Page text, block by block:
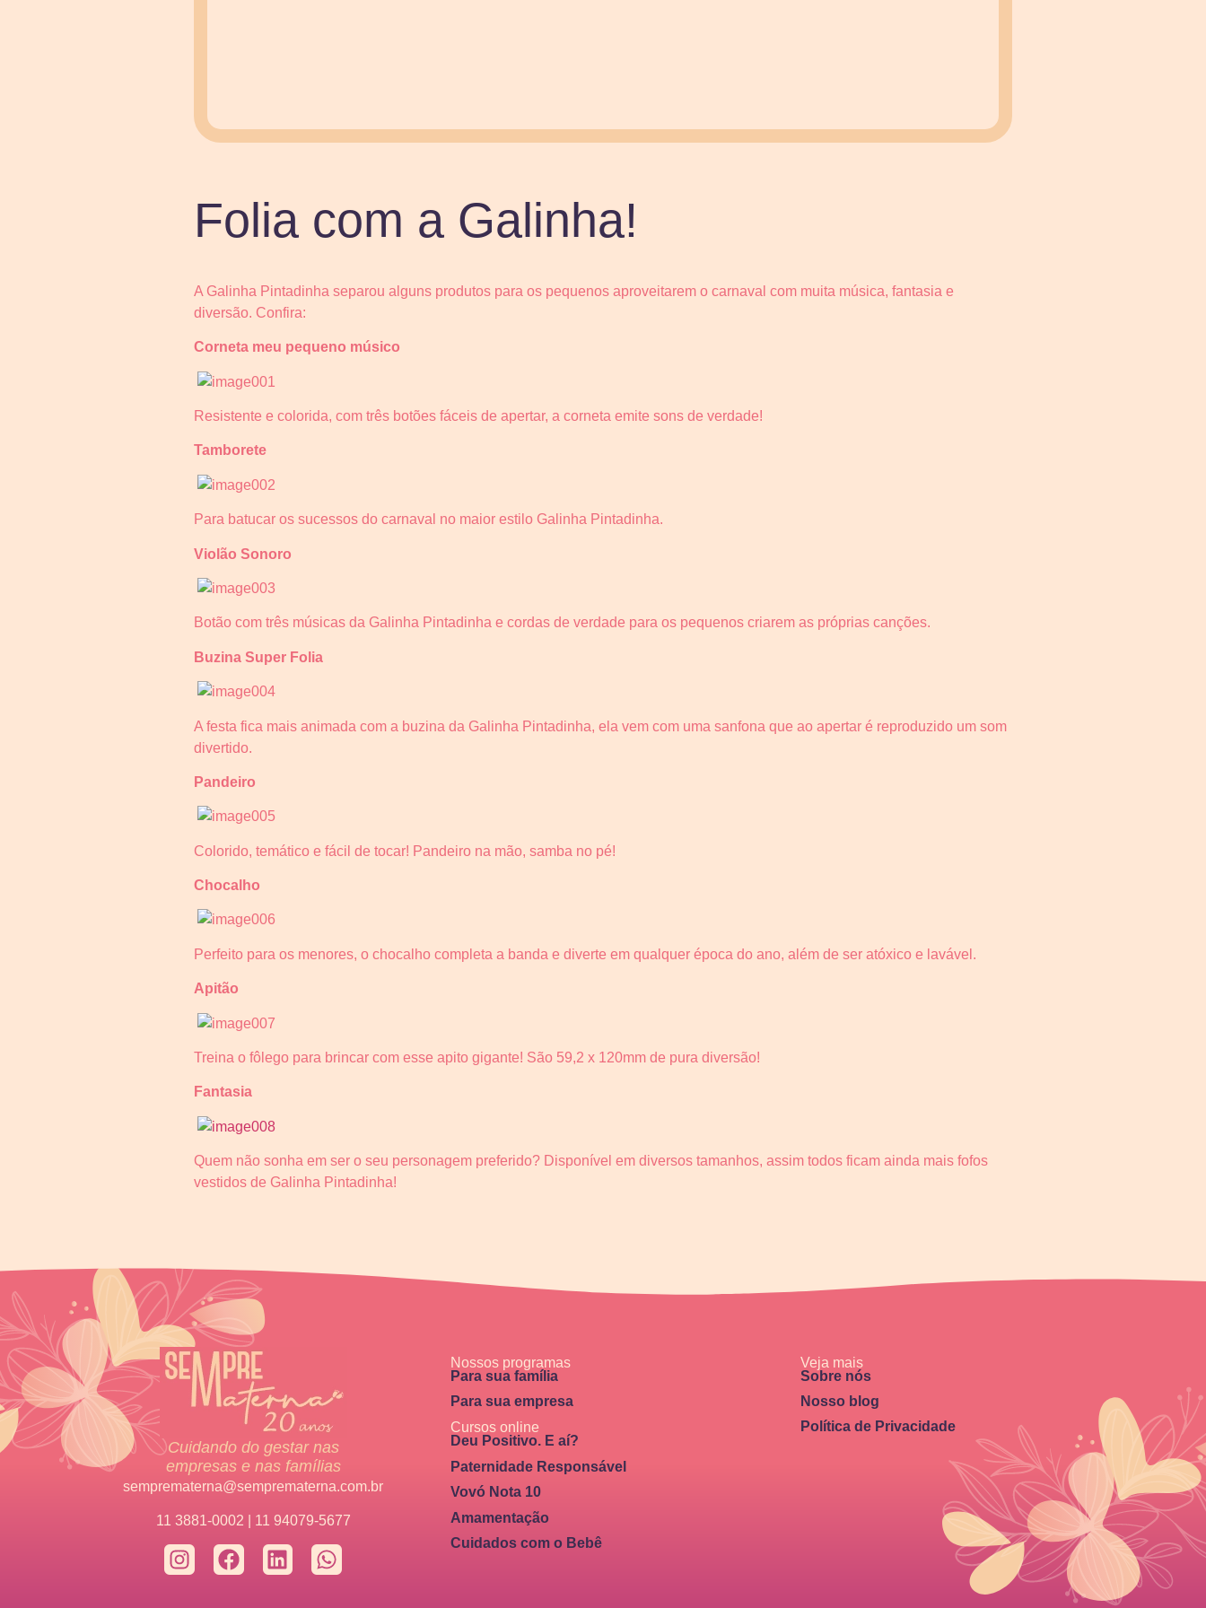
Folia com a Galinha!
A Galinha Pintadinha separou alguns produtos para os pequenos aproveitarem o carnaval com muita música, fantasia e
diversão. Confira:
Corneta meu pequeno músico
Resistente e colorida, com três botões fáceis de apertar, a corneta emite sons de verdade!
Tamborete
Para batucar os sucessos do carnaval no maior estilo Galinha Pintadinha.
Violão Sonoro
Botão com três músicas da Galinha Pintadinha e cordas de verdade para os pequenos criarem as próprias canções.
Buzina Super Folia
A festa fica mais animada com a buzina da Galinha Pintadinha, ela vem com uma sanfona que ao apertar é reproduzido um som
divertido.
Pandeiro
Colorido, temático e fácil de tocar! Pandeiro na mão, samba no pé!
Chocalho
Perfeito para os menores, o chocalho completa a banda e diverte em qualquer época do ano, além de ser atóxico e lavável.
Apitão
Treina o fôlego para brincar com esse apito gigante! São 59,2 x 120mm de pura diversão!
Fantasia
Quem não sonha em ser o seu personagem preferido? Disponível em diversos tamanhos, assim todos ficam ainda mais fofos
vestidos de Galinha Pintadinha!
Cuidando do gestar nas
empresas e nas famílias
semprematerna@semprematerna.com.br
11 3881-0002 | 11 94079-5677
Nossos programas
Para sua família
Para sua empresa
Cursos online
Deu Positivo. E aí?
Paternidade Responsável
Vovó Nota 10
Amamentação
Cuidados com o Bebê
Veja mais
Sobre nós
Nosso blog
Política de Privacidade